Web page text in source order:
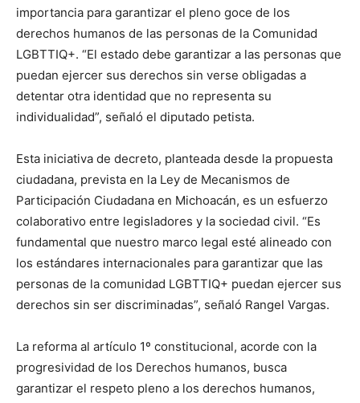
importancia para garantizar el pleno goce de los
derechos humanos de las personas de la Comunidad
LGBTTIQ+. “El estado debe garantizar a las personas que
puedan ejercer sus derechos sin verse obligadas a
detentar otra identidad que no representa su
individualidad”, señaló el diputado petista.
Esta iniciativa de decreto, planteada desde la propuesta
ciudadana, prevista en la Ley de Mecanismos de
Participación Ciudadana en Michoacán, es un esfuerzo
colaborativo entre legisladores y la sociedad civil. “Es
fundamental que nuestro marco legal esté alineado con
los estándares internacionales para garantizar que las
personas de la comunidad LGBTTIQ+ puedan ejercer sus
derechos sin ser discriminadas”, señaló Rangel Vargas.
La reforma al artículo 1º constitucional, acorde con la
progresividad de los Derechos humanos, busca
garantizar el respeto pleno a los derechos humanos,